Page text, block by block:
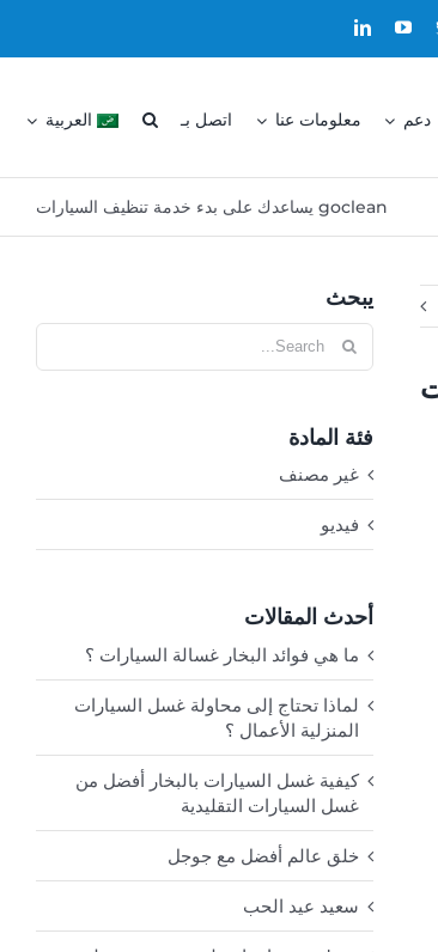
دعم معلومات عنا اتصل بـ العربية
goclean يساعدك على بدء خدمة تنظيف السيارات
يبحث
for:
فئة المادة
غير مصنف
فيديو
أحدث المقالات
ما هي فوائد البخار غسالة السيارات ؟
لماذا تحتاج إلى محاولة غسل السيارات
المنزلية الأعمال ؟
كيفية غسل السيارات بالبخار أفضل من
غسل السيارات التقليدية
خلق عالم أفضل مع جوجل
سعيد عيد الحب